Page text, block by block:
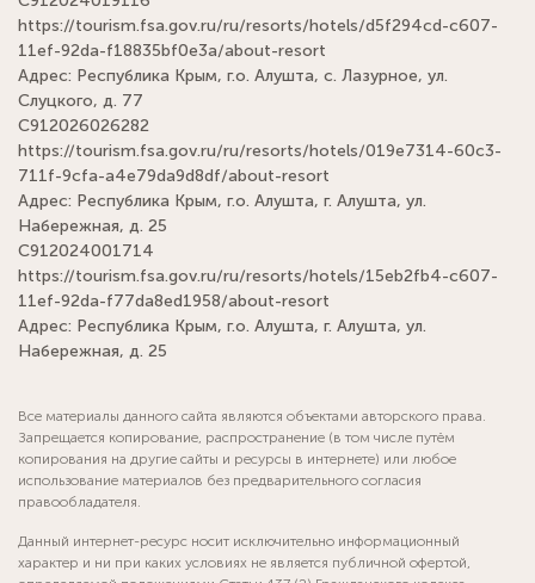
https://tourism.fsa.gov.ru/ru/resorts/hotels/d5f294cd-c607-
11ef-92da-f18835bf0e3a/about-resort
Адрес: Республика Крым, г.о. Алушта, с. Лазурное, ул.
Слуцкого, д. 77
С912026026282
https://tourism.fsa.gov.ru/ru/resorts/hotels/019e7314-60c3-
711f-9cfa-a4e79da9d8df/about-resort
Адрес: Республика Крым, г.о. Алушта, г. Алушта, ул.
Набережная, д. 25
С912024001714
https://tourism.fsa.gov.ru/ru/resorts/hotels/15eb2fb4-c607-
11ef-92da-f77da8ed1958/about-resort
Адрес: Республика Крым, г.о. Алушта, г. Алушта, ул.
Набережная, д. 25
Все материалы данного сайта являются объектами авторского права.
Запрещается копирование, распространение (в том числе путём
копирования на другие сайты и ресурсы в интернете) или любое
использование материалов без предварительного согласия
правообладателя.
Данный интернет-ресурс носит исключительно информационный
характер и ни при каких условиях не является публичной офертой,